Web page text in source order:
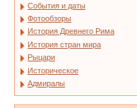
События и даты
Фотообзоры
История Древнего Рима
История стран мира
Рыцари
Историческое
Адмиралы